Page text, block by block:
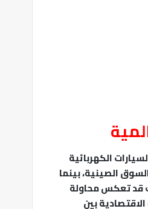
الكهربائية
الصينية، بينما
قد تعكس محاولة
بين